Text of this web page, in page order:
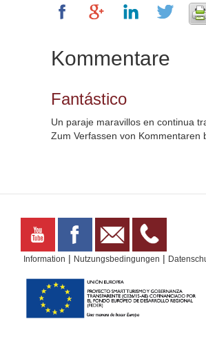
Kommentare
Fantástico
Un paraje maravillos en continua
Zum Verfassen von Kommentaren
Information | Nutzungsbedingungen |